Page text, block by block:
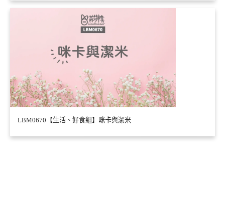
LBM0670【生活、好食組】咪卡與潔米